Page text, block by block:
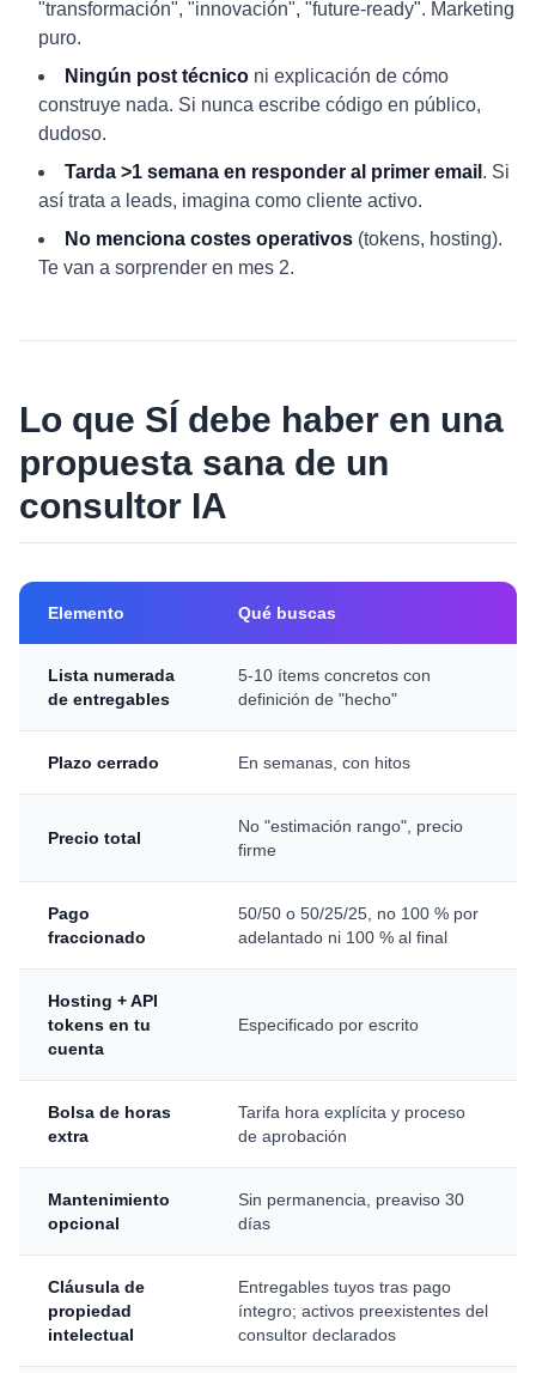
"transformación", "innovación", "future-ready". Marketing
puro.
Ningún post técnico ni explicación de cómo
construye nada. Si nunca escribe código en público,
dudoso.
Tarda >1 semana en responder al primer email . Si
así trata a leads, imagina como cliente activo.
No menciona costes operativos (tokens, hosting).
Te van a sorprender en mes 2.
Lo que SÍ debe haber en una
propuesta sana de un
consultor IA
Elemento Qué buscas
Lista numerada
de entregables
5-10 ítems concretos con
definición de "hecho"
Plazo cerrado En semanas, con hitos
Precio total
No "estimación rango", precio
firme
Pago
fraccionado
50/50 o 50/25/25, no 100 % por
adelantado ni 100 % al final
Hosting + API
tokens en tu
cuenta
Especificado por escrito
Bolsa de horas
extra
Tarifa hora explícita y proceso
de aprobación
Mantenimiento
opcional
Sin permanencia, preaviso 30
días
Cláusula de
propiedad
intelectual
Entregables tuyos tras pago
íntegro; activos preexistentes del
consultor declarados